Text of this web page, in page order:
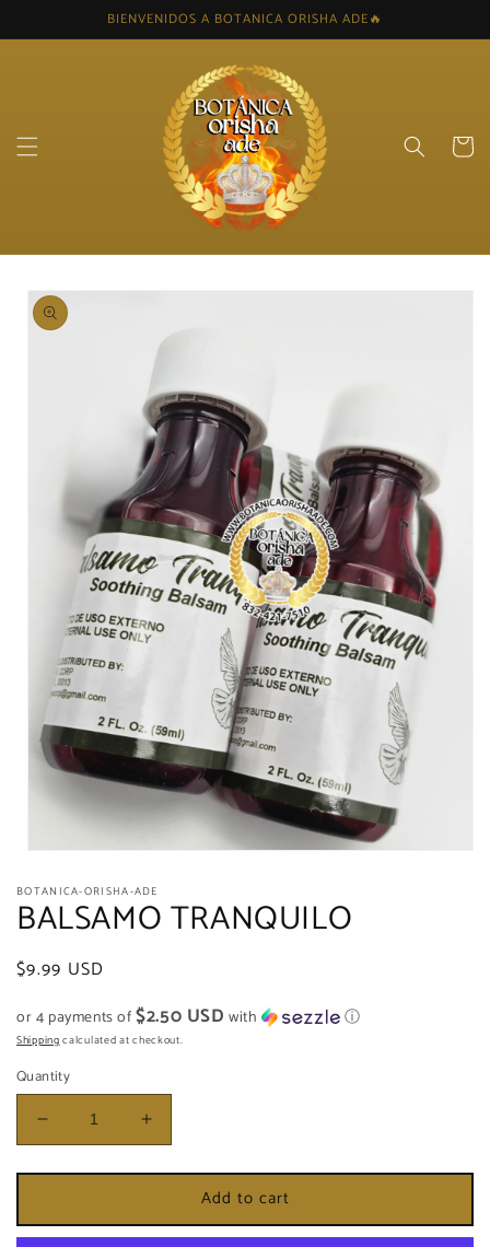
content
BIENVENIDOS A BOTANICA ORISHA ADE🔥
Cart
Skip to
product
information
1
in
modal
BOTANICA-ORISHA-ADE
BALSAMO TRANQUILO
Regular
$9.99 USD
or 4 payments of$2.50 USD with ⓘ
Shippingcalculated at checkout.
Quantity
Decrease
quantity
for
TRANQUILO
Increase
quantity
for
BALSAMO
TRANQUILO
Add to cart